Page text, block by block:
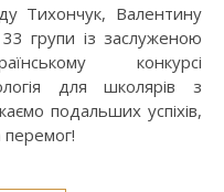
групи із заслуженою
конкурсі
для школярів з
подальших успіхів,